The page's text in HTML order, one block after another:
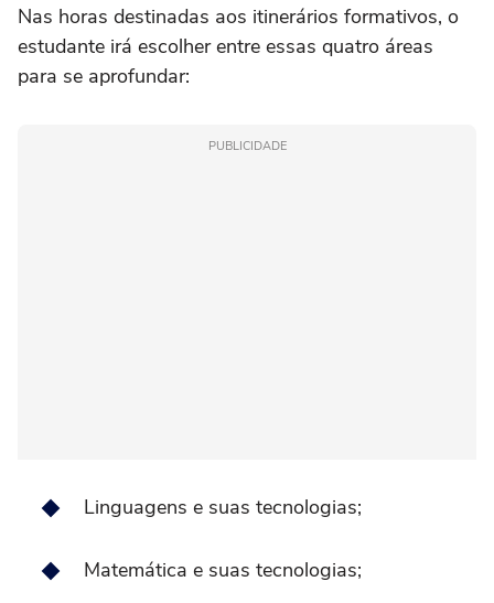
Nas horas destinadas aos itinerários formativos, o
estudante irá escolher entre essas quatro áreas
para se aprofundar:
PUBLICIDADE
Linguagens e suas tecnologias;
Matemática e suas tecnologias;